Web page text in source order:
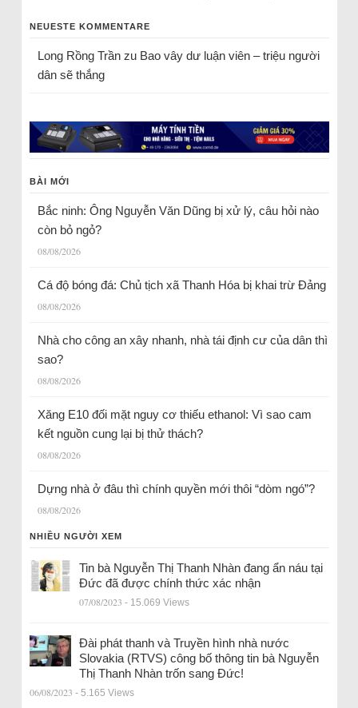
NEUESTE KOMMENTARE
Long Rồng Trầnzu Bao vây dư luận viên – triệu người
dân sẽ thắng
BÀI MỚI
Bắc ninh: Ông Nguyễn Văn Dũng bị xử lý, câu hỏi nào
còn bỏ ngỏ?
08/08/2026
Cá độ bóng đá: Chủ tịch xã Thanh Hóa bị khai trừ Đảng
08/08/2026
Nhà cho công an xây nhanh, nhà tái định cư của dân thì
sao?
08/08/2026
Xăng E10 đối mặt nguy cơ thiếu ethanol: Vì sao cam
kết nguồn cung lại bị thử thách?
08/08/2026
Dựng nhà ở đâu thì chính quyền mới thôi “dòm ngó”?
08/08/2026
NHIỀU NGƯỜI XEM
Tin bà Nguyễn Thị Thanh Nhàn đang ẩn náu tại
Đức đã được chính thức xác nhận
07/08/2023 - 15.069 Views
Đài phát thanh và Truyền hình nhà nước
Slovakia (RTVS) công bố thông tin bà Nguyễn
Thị Thanh Nhàn trốn sang Đức!
06/08/2023 - 5.165 Views